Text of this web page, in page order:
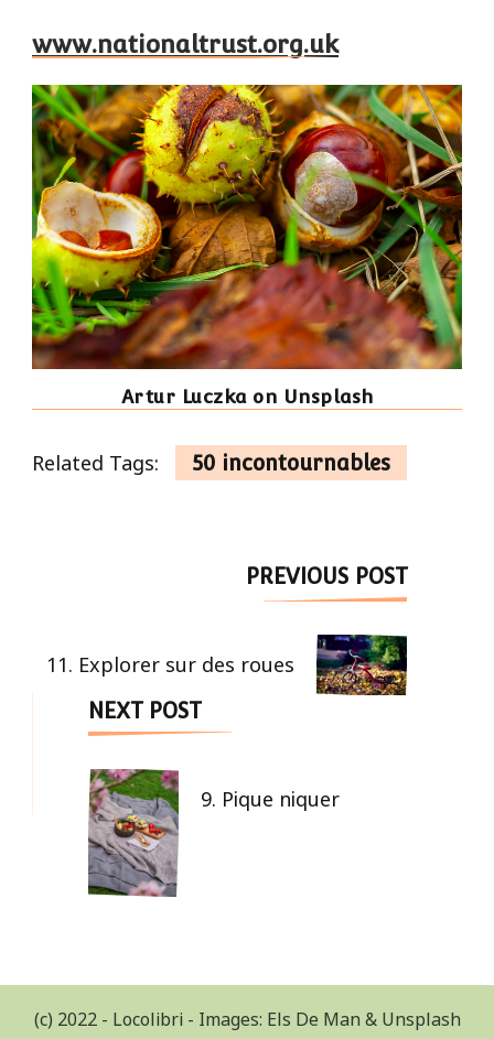
www.nationaltrust.org.uk
Artur Luczka on Unsplash
Related Tags: 50 incontournables
Post
Navigation
PREVIOUS POST
11. Explorer sur des roues
NEXT POST
9. Pique niquer
(c) 2022 - Locolibri - Images: Els De Man & Unsplash